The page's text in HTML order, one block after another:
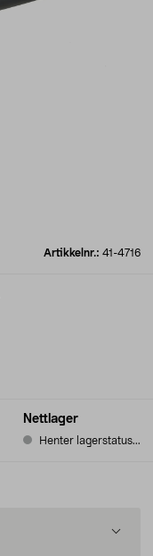
Artikkelnr.: 41-4716
Nettlager
Henter lagerstatus...